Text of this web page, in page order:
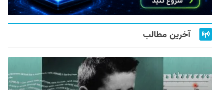
آخرین مطالب